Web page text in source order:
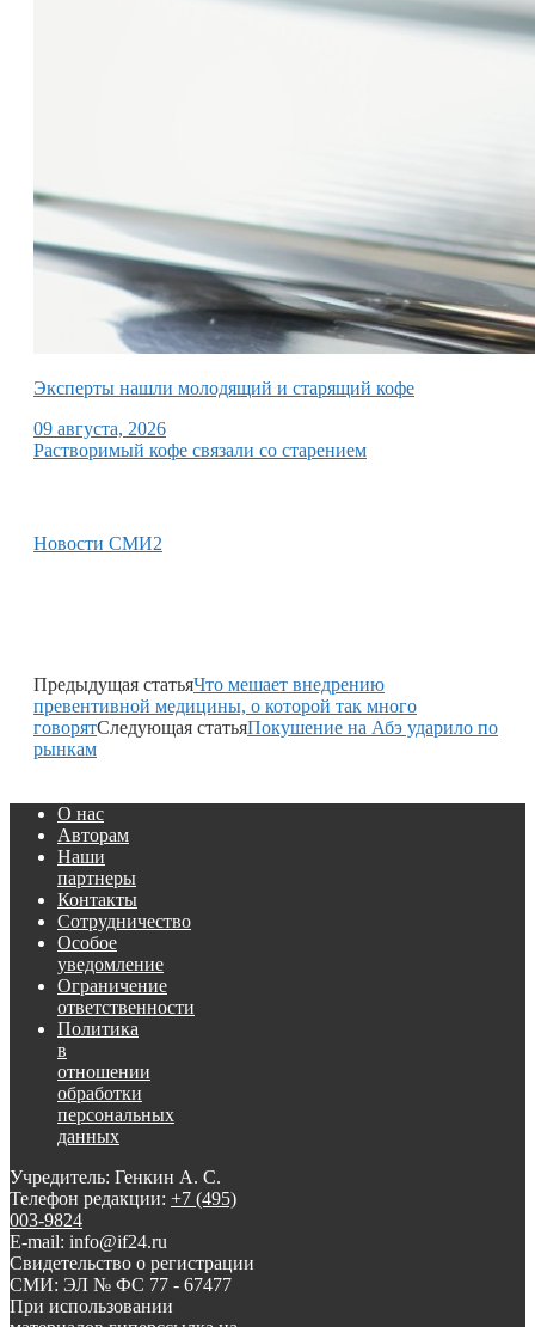
Эксперты нашли молодящий и старящий кофе
09 августа, 2026
Растворимый кофе связали со старением
Новости СМИ2
Предыдущая статьяЧто мешает внедрению
превентивной медицины, о которой так много
говорятСледующая статьяПокушение на Абэ ударило по
рынкам
О нас
Авторам
Наши
партнеры
Контакты
Сотрудничество
Особое
уведомление
Ограничение
ответственности
Политика
в
отношении
обработки
персональных
данных
Учредитель: Генкин А. С.
Телефон редакции: +7 (495)
003-9824
E-mail: info@if24.ru
Свидетельство о регистрации
СМИ: ЭЛ № ФС 77 - 67477
При использовании